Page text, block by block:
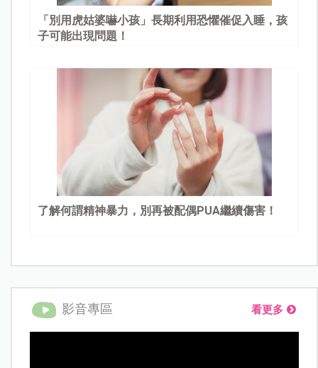
「別用虎姑婆嚇小孩」長期利用恐懼催促入睡，孩
子可能出現問題！
了解何謂精神暴力，別再被配偶PUA繼續傷害！
影音專區 看更多